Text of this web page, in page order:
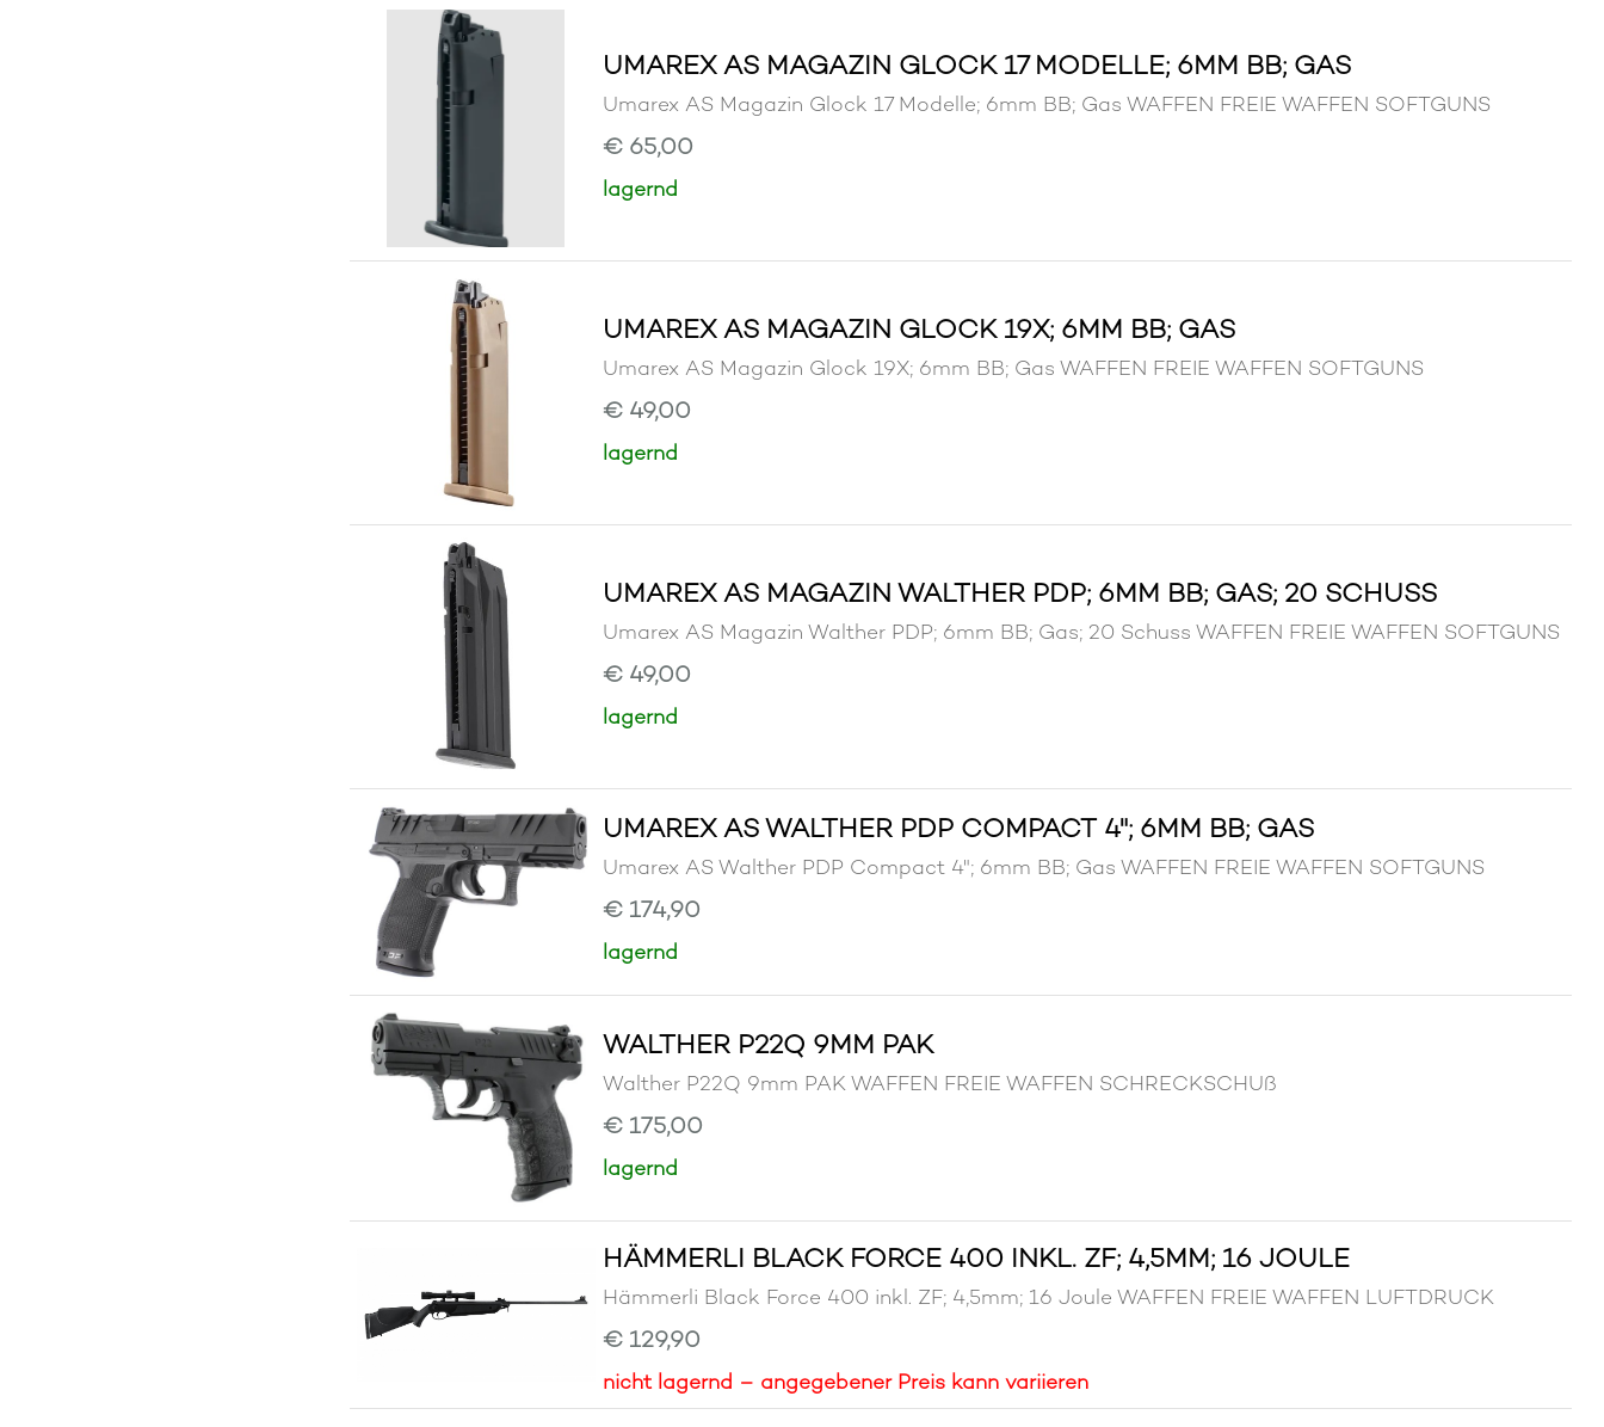
UMAREX AS MAGAZIN GLOCK 17 MODELLE; 6MM BB; GAS
Umarex AS Magazin Glock 17 Modelle; 6mm BB; Gas WAFFEN FREIE WAFFEN SOFTGUNS
€ 65,00
lagernd
UMAREX AS MAGAZIN GLOCK 19X; 6MM BB; GAS
Umarex AS Magazin Glock 19X; 6mm BB; Gas WAFFEN FREIE WAFFEN SOFTGUNS
€ 49,00
lagernd
UMAREX AS MAGAZIN WALTHER PDP; 6MM BB; GAS; 20 SCHUSS
Umarex AS Magazin Walther PDP; 6mm BB; Gas; 20 Schuss WAFFEN FREIE WAFFEN SOFTGUNS
€ 49,00
lagernd
UMAREX AS WALTHER PDP COMPACT 4"; 6MM BB; GAS
Umarex AS Walther PDP Compact 4"; 6mm BB; Gas WAFFEN FREIE WAFFEN SOFTGUNS
€ 174,90
lagernd
WALTHER P22Q 9MM PAK
Walther P22Q 9mm PAK WAFFEN FREIE WAFFEN SCHRECKSCHUß
€ 175,00
lagernd
HÄMMERLI BLACK FORCE 400 INKL. ZF; 4,5MM; 16 JOULE
Hämmerli Black Force 400 inkl. ZF; 4,5mm; 16 Joule WAFFEN FREIE WAFFEN LUFTDRUCK
€ 129,90
nicht lagernd – angegebener Preis kann variieren